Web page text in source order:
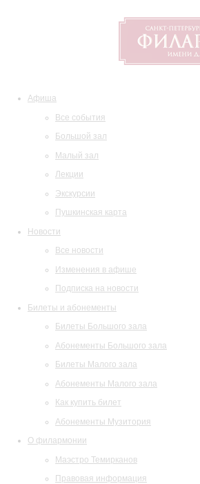
Афиша
Все события
Большой зал
Малый зал
Лекции
Экскурсии
Пушкинская карта
Новости
Все новости
Изменения в афише
Подписка на новости
Билеты и абонементы
Билеты Большого зала
Абонементы Большого зала
Билеты Малого зала
Абонементы Малого зала
Как купить билет
Абонементы Музитория
О филармонии
Маэстро Темирканов
Правовая информация